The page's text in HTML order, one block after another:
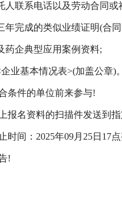
人联系电话以及劳动合同或
年完成的类似业绩证明(合
药企典型应用案例资料;
业基本情况表>(加盖公章)
条件的单位前来参与!
报名资料的扫描件发送到
时间：2025年09月25日17点
!